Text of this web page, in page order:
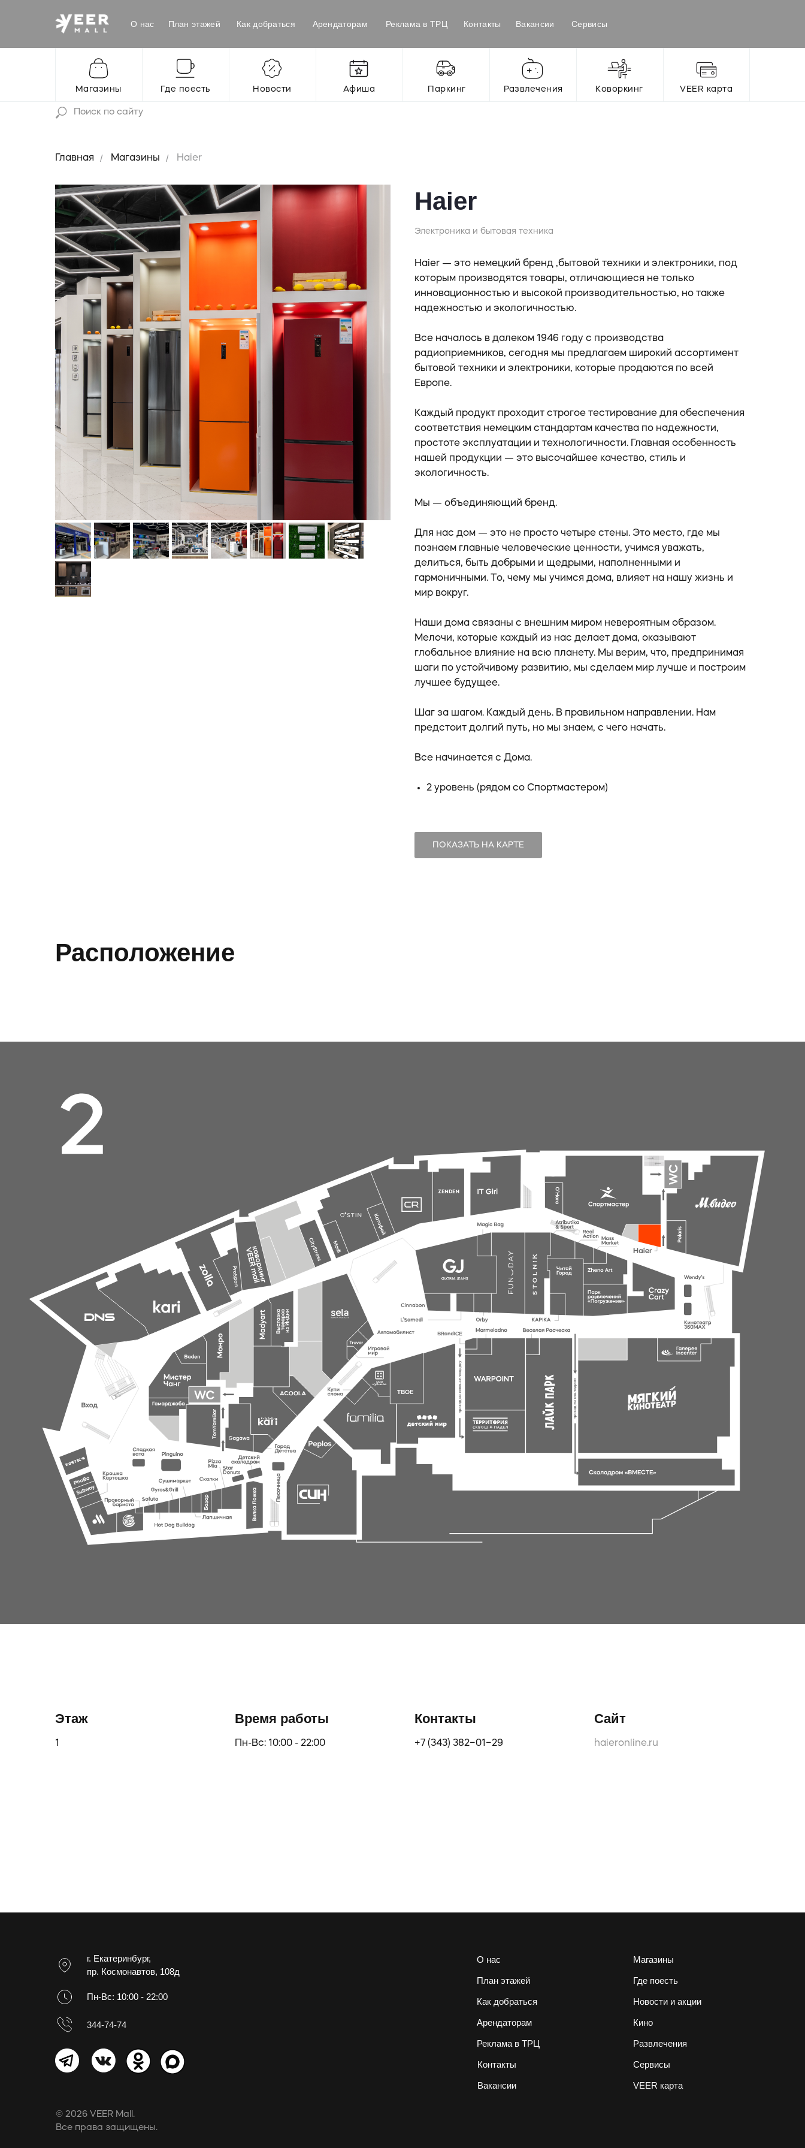
Магазины Где поесть Новости Паркинг Развлечения
О нас План этажей
VEER карта
Как добраться Арендаторам Контакты
Реклама в ТРЦ
Афиша Коворкинг
Сервисы
Вакансии
Главная / Магазины / Haier
Haier
Электроника и бытовая техника
Haier — это немецкий бренд ,бытовой техники и электроники, под
которым производятся товары, отличающиеся не только
инновационностью и высокой производительностью, но также
надежностью и экологичностью.
Все началось в далеком 1946 году с производства
радиоприемников, сегодня мы предлагаем широкий ассортимент
бытовой техники и электроники, которые продаются по всей
Европе.
Каждый продукт проходит строгое тестирование для обеспечения
соответствия немецким стандартам качества по надежности,
простоте эксплуатации и технологичности. Главная особенность
нашей продукции — это высочайшее качество, стиль и
экологичность.
Мы — объединяющий бренд.
Для нас дом — это не просто четыре стены. Это место, где мы
познаем главные человеческие ценности, учимся уважать,
делиться, быть добрыми и щедрыми, наполненными и
гармоничными. То, чему мы учимся дома, влияет на нашу жизнь и
мир вокруг.
Наши дома связаны с внешним миром невероятным образом.
Мелочи, которые каждый из нас делает дома, оказывают
глобальное влияние на всю планету. Мы верим, что, предпринимая
шаги по устойчивому развитию, мы сделаем мир лучше и построим
лучшее будущее.
Шаг за шагом. Каждый день. В правильном направлении. Нам
предстоит долгий путь, но мы знаем, с чего начать.
Все начинается с Дома.
2 уровень (рядом со Спортмастером)
ПОКАЗАТЬ НА КАРТЕ
Расположение
Этаж
1
Время работы
Пн-Вс: 10:00 - 22:00
Контакты
+7 (343) 382‒01‒29
Сайт
haieronline.ru
г. Екатеринбург,
пр. Космонавтов, 108д
Пн-Вс: 10:00 - 22:00
344-74-74
Магазины
Где поесть
Новости и акции
Кино
Развлечения
Сервисы
О нас
План этажей
Как добраться
Реклама в ТРЦ
Арендаторам
Контакты
© 2026 VEER Mall.
Все права защищены.
Вакансии VEER карта